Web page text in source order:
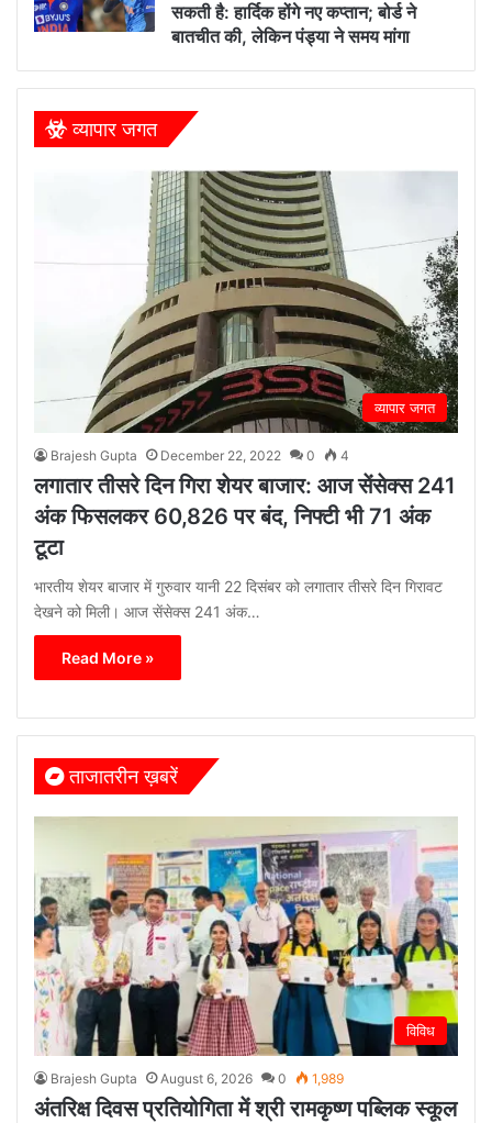
सकती है: हार्दिक होंगे नए कप्तान; बोर्ड ने
बातचीत की, लेकिन पंड्या ने समय मांगा
व्यापार जगत
व्यापार जगत
Brajesh Gupta December 22, 2022 0 4
लगातार तीसरे दिन गिरा शेयर बाजार: आज सेंसेक्स 241
अंक फिसलकर 60,826 पर बंद, निफ्टी भी 71 अंक
टूटा
भारतीय शेयर बाजार में गुरुवार यानी 22 दिसंबर को लगातार तीसरे दिन गिरावट
देखने को मिली। आज सेंसेक्स 241 अंक…
Read More »
ताजातरीन ख़बरें
विविध
Brajesh Gupta August 6, 2026 0 1,989
अंतरिक्ष दिवस प्रतियोगिता में श्री रामकृष्ण पब्लिक स्कूल